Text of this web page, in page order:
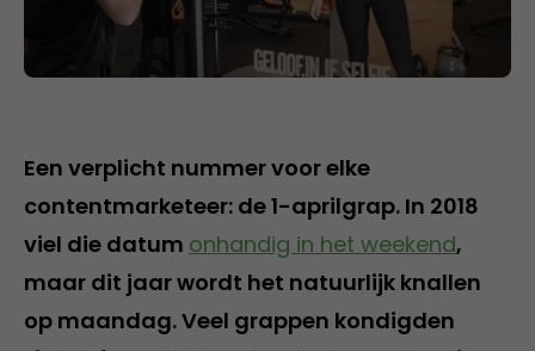
Een verplicht nummer voor elke
contentmarketeer: de 1-aprilgrap. In 2018
viel die datum onhandig in het weekend,
maar dit jaar wordt het natuurlijk knallen
op maandag. Veel grappen kondigden